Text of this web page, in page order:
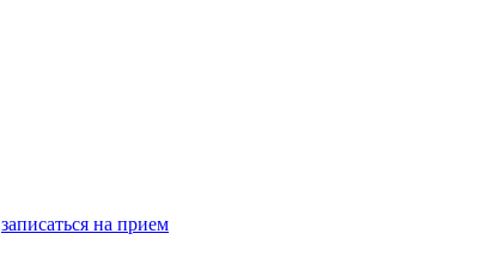
записаться на прием